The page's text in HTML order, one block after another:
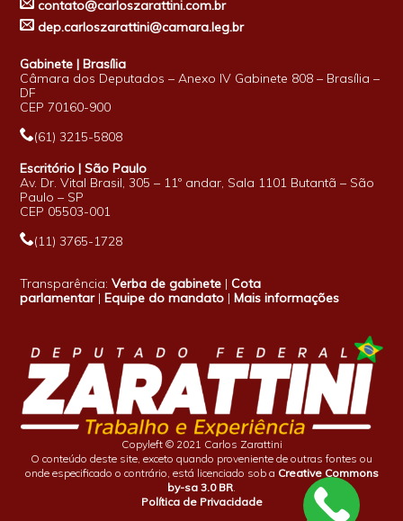
contato@carloszarattini.com.br
dep.carloszarattini@camara.leg.br
Gabinete | Brasília
Câmara dos Deputados – Anexo IV Gabinete 808 – Brasília –
DF
CEP 70160-900
(61) 3215-5808
Escritório | São Paulo
Av. Dr. Vital Brasil, 305 – 11º andar, Sala 1101 Butantã – São
Paulo – SP
CEP 05503-001
(11) 3765-1728
Transparência:Verba de gabinete |Cota
parlamentar|Equipe do mandato |Mais informações
Copyleft © 2021 Carlos Zarattini
O conteúdo deste site, exceto quando proveniente de outras fontes ou
onde especificado o contrário, está licenciado sob a Creative Commons
by-sa 3.0 BR
Política de Privacidade